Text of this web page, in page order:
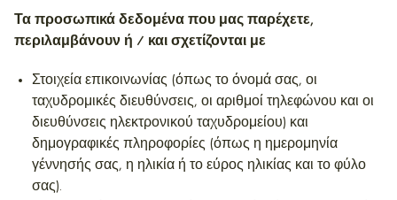
Τα προσωπικά δεδομένα που μας παρέχετε,
περιλαμβάνουν ή / και σχετίζονται με
Στοιχεία επικοινωνίας (όπως το όνομά σας, οι
ταχυδρομικές διευθύνσεις, οι αριθμοί τηλεφώνου και οι
διευθύνσεις ηλεκτρονικού ταχυδρομείου) και
δημογραφικές πληροφορίες (όπως η ημερομηνία
γέννησής σας, η ηλικία ή το εύρος ηλικίας και το φύλο
σας).